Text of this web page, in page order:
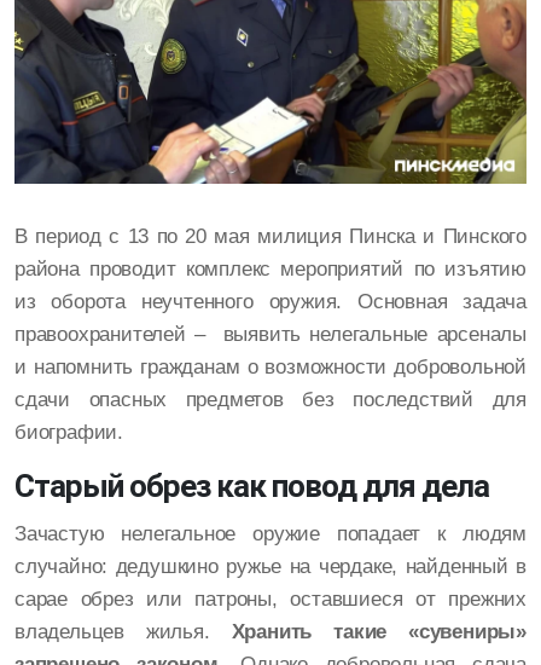
В период с 13 по 20 мая милиция Пинска и Пинского
района проводит комплекс мероприятий по изъятию
из оборота неучтенного оружия. Основная задача
правоохранителей – выявить нелегальные арсеналы
и напомнить гражданам о возможности добровольной
сдачи опасных предметов без последствий для
биографии.
Старый обрез как повод для дела
Зачастую нелегальное оружие попадает к людям
случайно: дедушкино ружье на чердаке, найденный в
сарае обрез или патроны, оставшиеся от прежних
владельцев жилья. Хранить такие «сувениры»